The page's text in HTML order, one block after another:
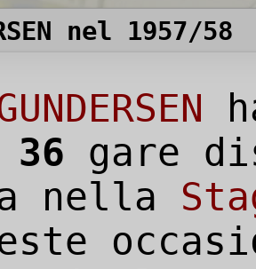
nel 1957/58
36 gare
nella